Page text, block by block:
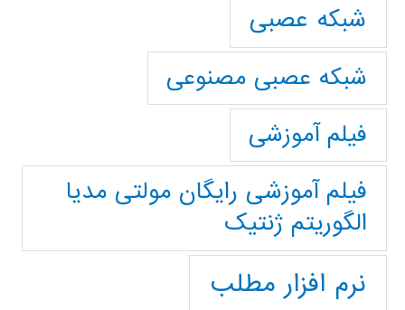
شبکه عصبی
شبکه عصبی مصنوعی
فیلم آموزشی
فیلم آموزشی رایگان مولتی مدیا
الگوریتم ژنتیک
نرم افزار مطلب